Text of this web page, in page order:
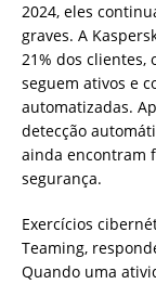
2024, eles
graves. A
21% dos clientes,
seguem ativos e
automatizadas.
detecção
ainda encontram
segurança.
Exercícios
Teaming,
Quando uma